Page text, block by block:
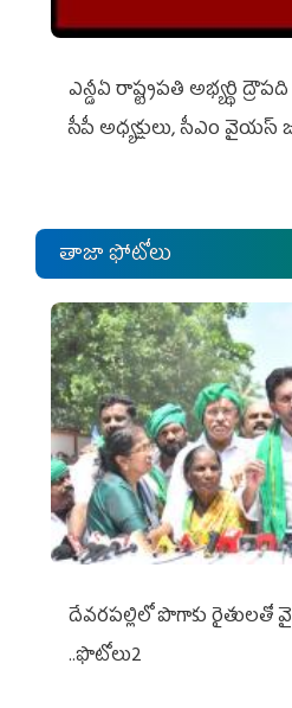
ఎన్డీఏ రాష్ట్ర‌ప‌తి అభ్య‌ర్థి
సీపీ అధ్య‌క్షులు, సీఎం వైయ‌స్
తాజా ఫోటోలు
దేవరపల్లిలో పొగాకు
..ఫొటోలు2